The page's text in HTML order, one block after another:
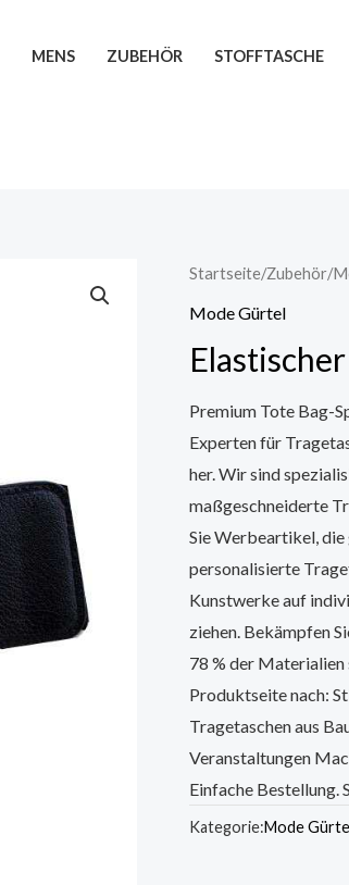
MENS ZUBEHÖR STOFFTASCHE
Startseite/Zubehör/
Mode Gürtel
Premium Tote Bag-
Experten für
her. Wir sind
maßgeschneiderte
Sie Werbeartikel,
personalisierte
Kunstwerke auf
ziehen. Bekämpfen
78 % der Materialien
Produktseite nach:
Tragetaschen aus
Veranstaltungen
Einfache Bestellung.
Kategorie:Mode